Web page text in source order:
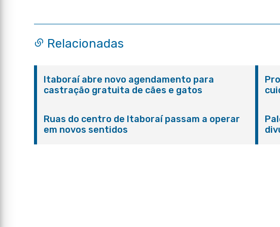
Relacionadas
Itaboraí abre novo agendamento para
castração gratuita de cães e gatos
Ruas do centro de Itaboraí passam a operar
em novos sentidos